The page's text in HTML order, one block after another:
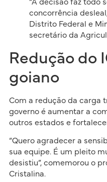
“A decisão faz todo
concorrência
Distrito Federal e
secretário da
Redução do
goiano
Com a redução da carga
governo é aumentar a
outros estados e
“Quero agradecer a
sua equipe. É um pleito
desistiu”, comemorou o
Cristalina.